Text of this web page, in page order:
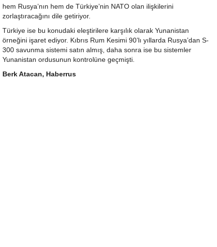
hem Rusya’nın hem de Türkiye’nin NATO olan ilişkilerini
zorlaştıracağını dile getiriyor.
Türkiye ise bu konudaki eleştirilere karşılık olarak Yunanistan
örneğini işaret ediyor. Kıbrıs Rum Kesimi 90’lı yıllarda Rusya’dan S-
300 savunma sistemi satın almış, daha sonra ise bu sistemler
Yunanistan ordusunun kontrolüne geçmişti.
Berk Atacan, Haberrus